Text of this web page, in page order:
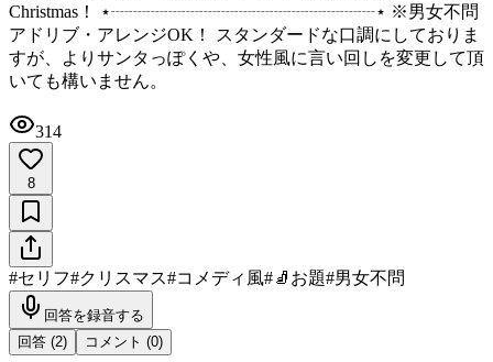
Christmas！ ⋆┈┈┈┈┈┈┈┈┈┈┈┈┈┈┈⋆ ※男女不問
アドリブ・アレンジOK！ スタンダードな口調にしておりま
すが、よりサンタっぽくや、女性風に言い回しを変更して頂
いても構いません。
314
8
#セリフ#クリスマス#コメディ風#🧦お題#男女不問
回答を録音する
回答 (2) コメント (0)